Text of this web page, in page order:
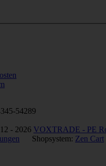
54289
- 2026 VOXTRADE - PE
Shopsystem: Zen Cart